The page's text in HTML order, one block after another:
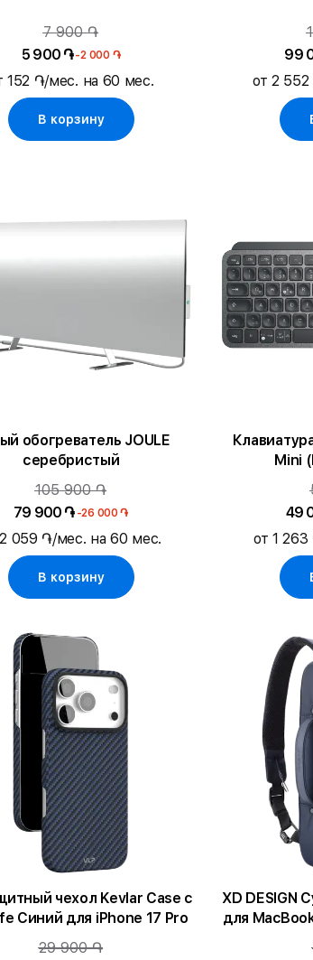
7 900 ֏
5 900 ֏-2 000 ֏
152 ֏/мес. на 60 мес.
В корзину
99
от 2
обогреватель JOULE
серебристый
105 900 ֏
79 900 ֏ -26 000 ֏
059 ֏/мес. на 60 мес.
В корзину
Mini
49
от 1
чехол Kevlar Case с
Синий для iPhone 17 Pro
29 900 ֏
XD DESIGN
для
15/